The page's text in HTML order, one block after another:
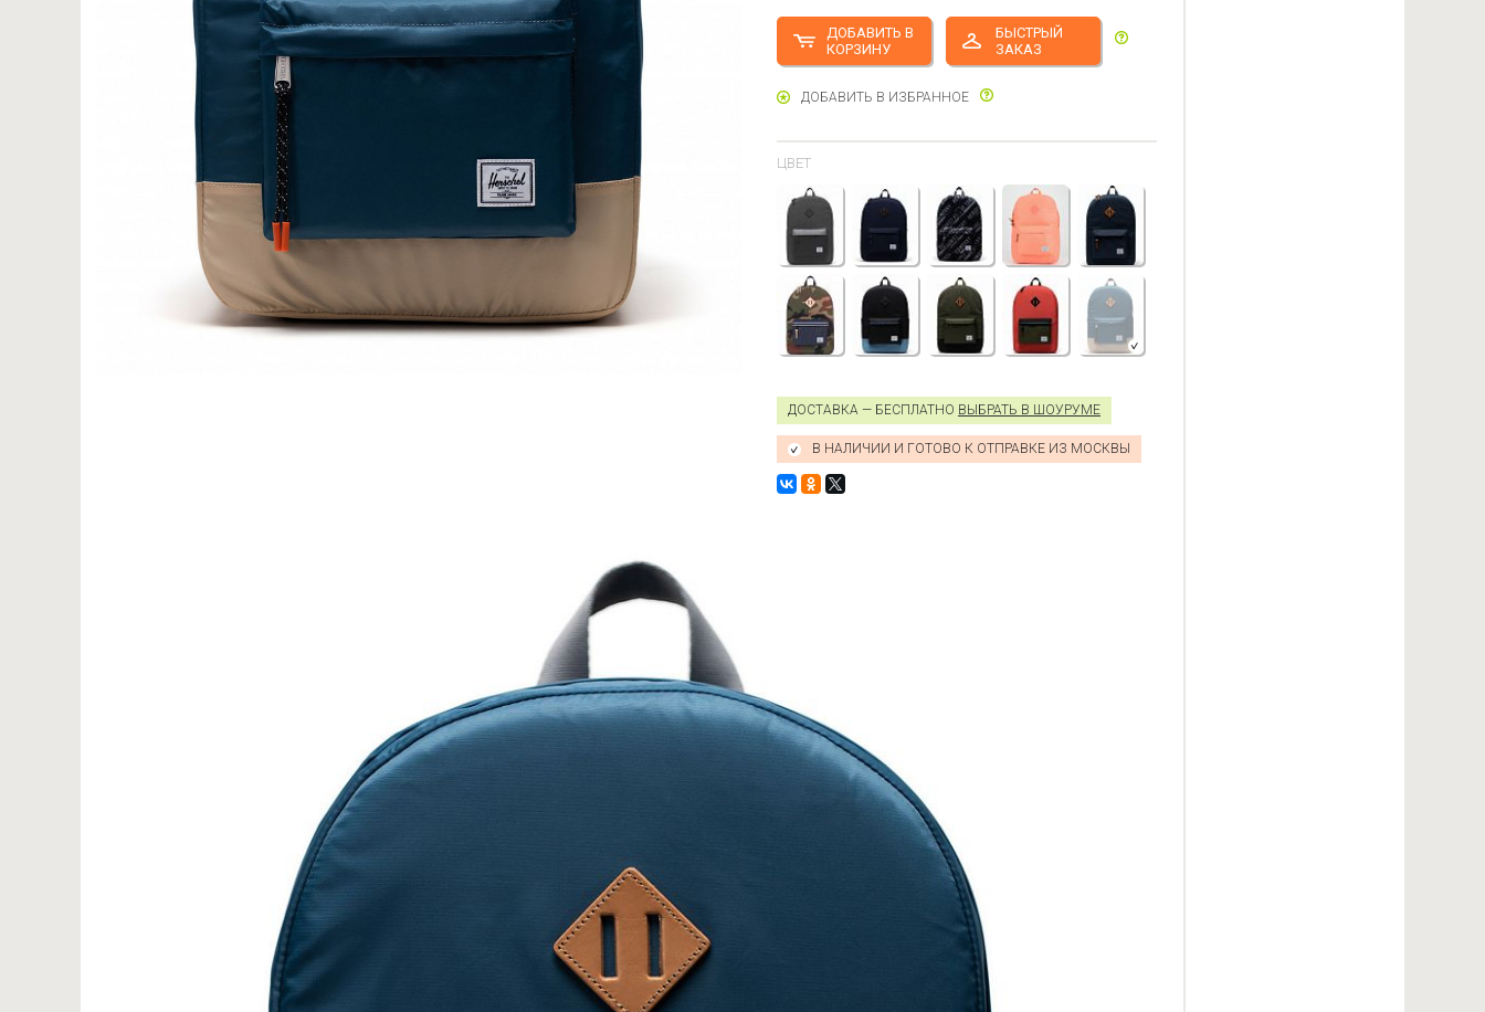
ДОБАВИТЬ В
КОРЗИНУ
БЫСТРЫЙ
ЗАКАЗ
ДОБАВИТЬ В ИЗБРАННОЕ
ЦВЕТ
ДОСТАВКА — БЕСПЛАТНО ВЫБРАТЬ В ШОУРУМЕ
В НАЛИЧИИ И ГОТОВО К ОТПРАВКЕ ИЗ МОСКВЫ